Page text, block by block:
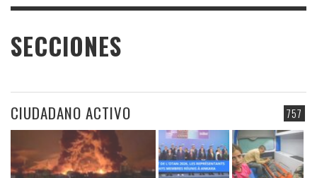
SECCIONES
757
CIUDADANO ACTIVO